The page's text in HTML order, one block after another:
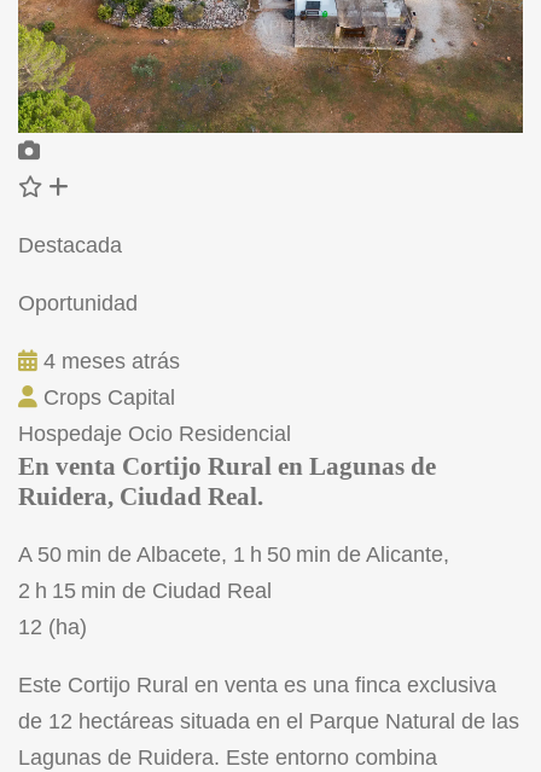
Destacada
Oportunidad
4 meses atrás
Crops Capital
Hospedaje Ocio Residencial
En venta Cortijo Rural en Lagunas de
Ruidera, Ciudad Real.
A 50 min de Albacete, 1 h 50 min de Alicante,
2 h 15 min de Ciudad Real
12 (ha)
Este Cortijo Rural en venta es una finca exclusiva
de 12 hectáreas situada en el Parque Natural de las
Lagunas de Ruidera. Este entorno combina